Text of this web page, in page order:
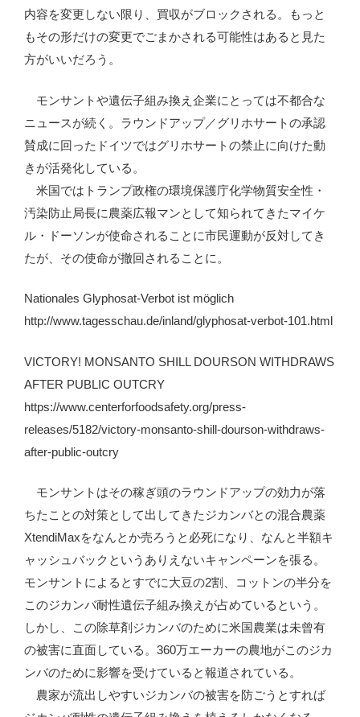
内容を変更しない限り、買収がブロックされる。もっと
もその形だけの変更でごまかされる可能性はあると見た
方がいいだろう。
モンサントや遺伝子組み換え企業にとっては不都合な
ニュースが続く。ラウンドアップ／グリホサートの承認
賛成に回ったドイツではグリホサートの禁止に向けた動
きが活発化している。
米国ではトランプ政権の環境保護庁化学物質安全性・
汚染防止局長に農薬広報マンとして知られてきたマイケ
ル・ドーソンが使命されることに市民運動が反対してき
たが、その使命が撤回されることに。
Nationales Glyphosat-Verbot ist möglich
http://www.tagesschau.de/inland/glyphosat-verbot-101.html
VICTORY! MONSANTO SHILL DOURSON WITHDRAWS
AFTER PUBLIC OUTCRY
https://www.centerforfoodsafety.org/press-
releases/5182/victory-monsanto-shill-dourson-withdraws-
after-public-outcry
モンサントはその稼ぎ頭のラウンドアップの効力が落
ちたことの対策として出してきたジカンバとの混合農薬
XtendiMaxをなんとか売ろうと必死になり、なんと半額キ
ャッシュバックというありえないキャンペーンを張る。
モンサントによるとすでに大豆の2割、コットンの半分を
このジカンバ耐性遺伝子組み換えが占めているという。
しかし、この除草剤ジカンバのために米国農業は未曾有
の被害に直面している。360万エーカーの農地がこのジカ
ンバのために影響を受けていると報道されている。
農家が流出しやすいジカンバの被害を防ごうとすれば